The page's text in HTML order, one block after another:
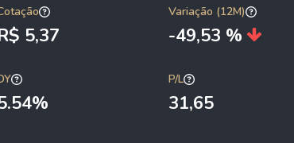
5,37
Variação (12M)
-49,53 %
P/L
31,65